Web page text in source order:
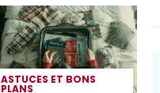
ASTUCES ET BONS
PLANS